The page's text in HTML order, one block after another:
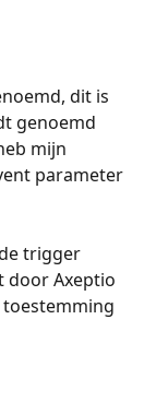
dit is
genoemd
mijn
parameter
trigger
door Axeptio